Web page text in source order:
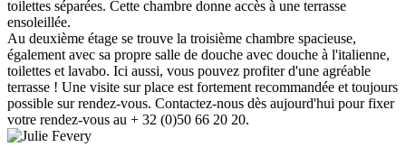
toilettes séparées. Cette chambre donne accès à une terrasse
ensoleillée.
Au deuxième étage se trouve la troisième chambre spacieuse,
également avec sa propre salle de douche avec douche à l'italienne,
toilettes et lavabo. Ici aussi, vous pouvez profiter d'une agréable
terrasse ! Une visite sur place est fortement recommandée et toujours
possible sur rendez-vous. Contactez-nous dès aujourd'hui pour fixer
votre rendez-vous au + 32 (0)50 66 20 20.